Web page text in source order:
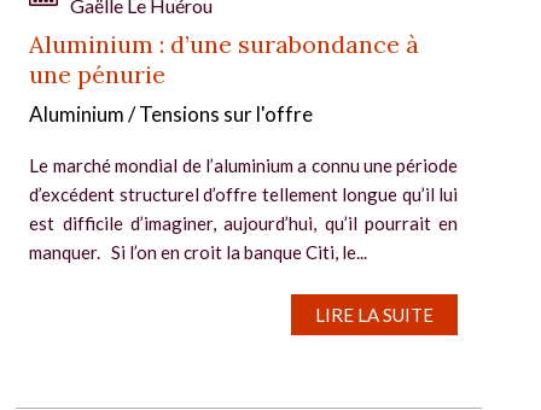
Gaëlle Le Huérou
Aluminium : d’une surabondance à
une pénurie
Aluminium / Tensions sur l'offre
Le marché mondial de l’aluminium a connu une période
d’excédent structurel d’offre tellement longue qu’il lui
est difficile d’imaginer, aujourd’hui, qu’il pourrait en
manquer. Si l’on en croit la banque Citi, le...
LIRE LA SUITE